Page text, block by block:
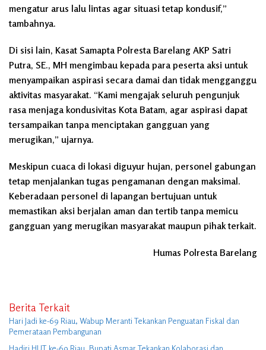
mengatur arus lalu lintas agar situasi tetap kondusif,”
tambahnya.
Di sisi lain, Kasat Samapta Polresta Barelang AKP Satri
Putra, SE., MH mengimbau kepada para peserta aksi untuk
menyampaikan aspirasi secara damai dan tidak mengganggu
aktivitas masyarakat. “Kami mengajak seluruh pengunjuk
rasa menjaga kondusivitas Kota Batam, agar aspirasi dapat
tersampaikan tanpa menciptakan gangguan yang
merugikan,” ujarnya.
Meskipun cuaca di lokasi diguyur hujan, personel gabungan
tetap menjalankan tugas pengamanan dengan maksimal.
Keberadaan personel di lapangan bertujuan untuk
memastikan aksi berjalan aman dan tertib tanpa memicu
gangguan yang merugikan masyarakat maupun pihak terkait.
Humas Polresta Barelang
Berita Terkait
Hari Jadi ke-69 Riau, Wabup Meranti Tekankan Penguatan Fiskal dan
Pemerataan Pembangunan
Hadiri HUT ke-69 Riau, Bupati Asmar Tekankan Kolaborasi dan